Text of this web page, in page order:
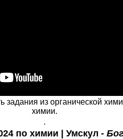
задания из органической
химии.
.
по химии | Умскул -